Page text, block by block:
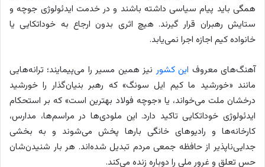
همگی باید پیام سیاسی داشته باشند و در خدمت ایدئولوژی جوچه و
ستایش رهبران قرار گیرند. هیچ اثری بدون ارجاع به خوداتکایی یا
خانواده کیم اجازه اجرا نمی‌یابد.
آهنگ‌های معروف این کشورنیز همین مسیر را می‌پیمایند؛ ترانه‌هایی
مانند «خورشید ما کیم ایل سونگ» که رهبر بنیان‌گذار را خورشید
درخشان ملت می‌خواند، یا «جوچه فولاد بهترین است» که بر استحکام
ایدئولوژی خوداتکایی تاکید دارد. این ملودی‌ها در مراسم‌ها، مدارس،
کارخانه‌ها و رادیوهای خانگی بارها پخش می‌شوند و به بخشی
جدایی‌ناپذیر از حافظه جمعی مردم تبدیل شده‌اند. هر بار شنیدن‌شان
حس تعلق و غرور ملی را دوباره زنده می‌کند.